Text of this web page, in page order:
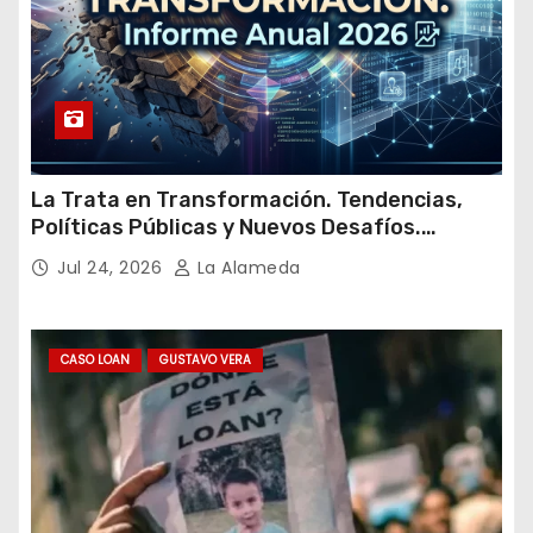
La Trata en Transformación. Tendencias,
Políticas Públicas y Nuevos Desafíos.
Argentina y el Mundo – Julio 2026
Jul 24, 2026 La Alameda
CASO LOAN GUSTAVO VERA